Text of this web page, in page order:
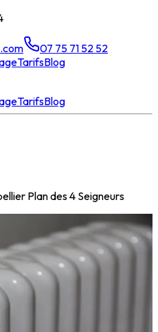
07 75 71 52 52
TarifsBlog
TarifsBlog
Plan des 4 Seigneurs
Montpellier
à Montpellier : TCS